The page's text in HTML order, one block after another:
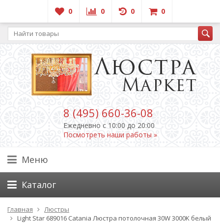
0 0 0 0
8 (495) 660-36-08
Ежедневно c 10:00 до 20:00
Посмотреть наши работы »
Меню
Каталог
Главная
Люстры
Light Star 689016 Catania Люстра потолочная 30W 3000K белый